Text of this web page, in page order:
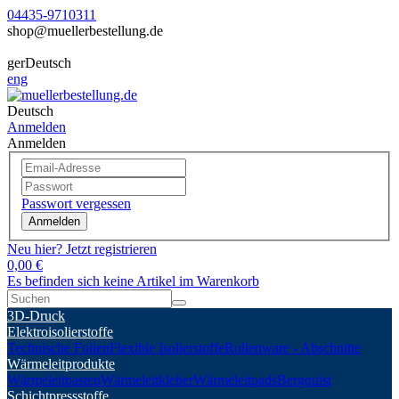
04435-9710311
shop@muellerbestellung.de
gerDeutsch
eng
Deutsch
Anmelden
Anmelden
Passwort vergessen
Anmelden
Neu hier? Jetzt registrieren
0,00 €
Es befinden sich keine Artikel im Warenkorb
3D-Druck
Elektroisolierstoffe
Technische FolienFlexible IsolierstoffeRollenware - Abschnitte
Wärmeleitprodukte
WärmeleitpastenWärmeleitkleberWärmeleitpadsBergquist
Schichtpressstoffe